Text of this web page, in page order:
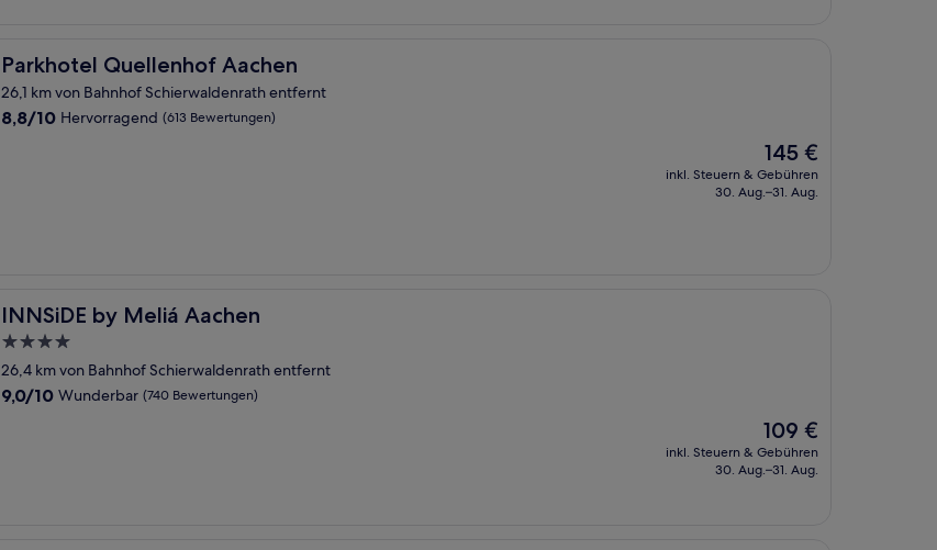
Parkhotel Quellenhof Aachen
Parkhotel Quellenhof Aachen
26,1 km von Bahnhof Schierwaldenrath entfernt
8.8
8,8/10 Hervorragend (613 Bewertungen)
Der
Preis
beträgt
145 €
inkl. Steuern & Gebühren
30. Aug.–31. Aug.
INNSiDE by Meliá Aachen
INNSiDE by Meliá Aachen
4.0-
Sterne-
Unterkunft
26,4 km von Bahnhof Schierwaldenrath entfernt
9.0
9,0/10 Wunderbar (740 Bewertungen)
Der
Preis
beträgt
109 €
inkl. Steuern & Gebühren
30. Aug.–31. Aug.